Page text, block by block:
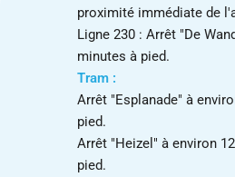
proximité immédiate de
Ligne 230 : Arrêt "De
minutes à pied.
Tram :
Arrêt "Esplanade" à
pied.
Arrêt "Heizel" à environ
pied.